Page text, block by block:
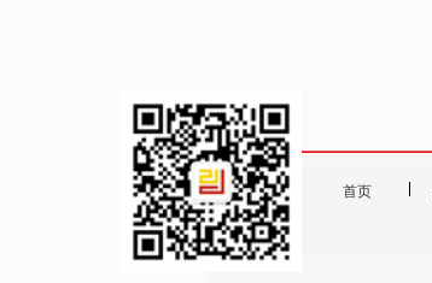
首页